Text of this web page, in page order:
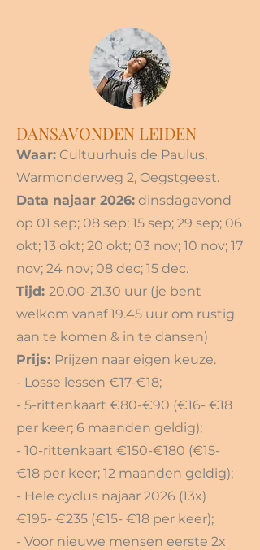
DANSAVONDEN LEIDEN
Waar: Cultuurhuis de Paulus,
Warmonderweg 2, Oegstgeest.
Data najaar 2026: dinsdagavond
op 01 sep; 08 sep; 15 sep; 29 sep; 06
okt; 13 okt; 20 okt; 03 nov; 10 nov; 17
nov; 24 nov; 08 dec; 15 dec.
Tijd: 20.00-21.30 uur (je bent
welkom vanaf 19.45 uur om rustig
aan te komen & in te dansen)
Prijs: Prijzen naar eigen keuze.
- Losse lessen €17-€18;
- 5-rittenkaart €80-€90 (€16- €18
per keer; 6 maanden geldig);
- 10-rittenkaart €150-€180 (€15-
€18 per keer; 12 maanden geldig);
- Hele cyclus najaar 2026 (13x)
€195- €235 (€15- €18 per keer);
- Voor nieuwe mensen eerste 2x